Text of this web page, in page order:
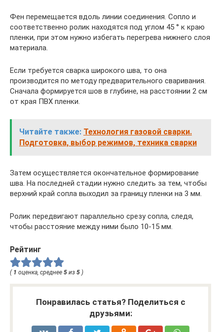
Фен перемещается вдоль линии соединения. Сопло и
соответственно ролик находятся под углом 45 ° к краю
пленки, при этом нужно избегать перегрева нижнего слоя
материала.
Если требуется сварка широкого шва, то она
производится по методу предварительного сваривания.
Сначала формируется шов в глубине, на расстоянии 2 см
от края ПВХ пленки.
Читайте также: Технология газовой сварки.
Подготовка, выбор режимов, техника сварки
Затем осуществляется окончательное формирование
шва. На последней стадии нужно следить за тем, чтобы
верхний край сопла выходил за границу пленки на 3 мм.
Ролик передвигают параллельно срезу сопла, следя,
чтобы расстояние между ними было 10-15 мм.
Рейтинг
( 1 оценка, среднее 5 из 5 )
Понравилась статья? Поделиться с
друзьями: